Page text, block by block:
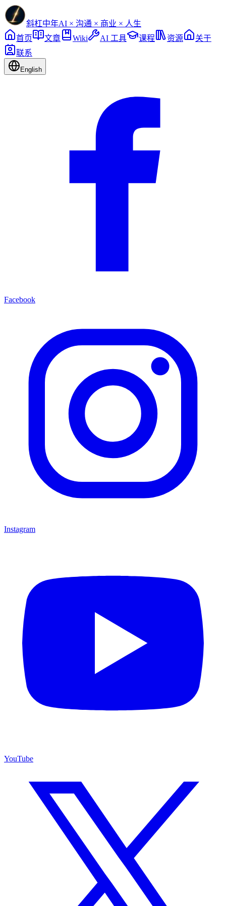
斜杠中年AI × 沟通 × 商业 × 人生
首页
文章 Wiki AI 工具 课程 资源
关于
联系
English
Facebook
Instagram
YouTube